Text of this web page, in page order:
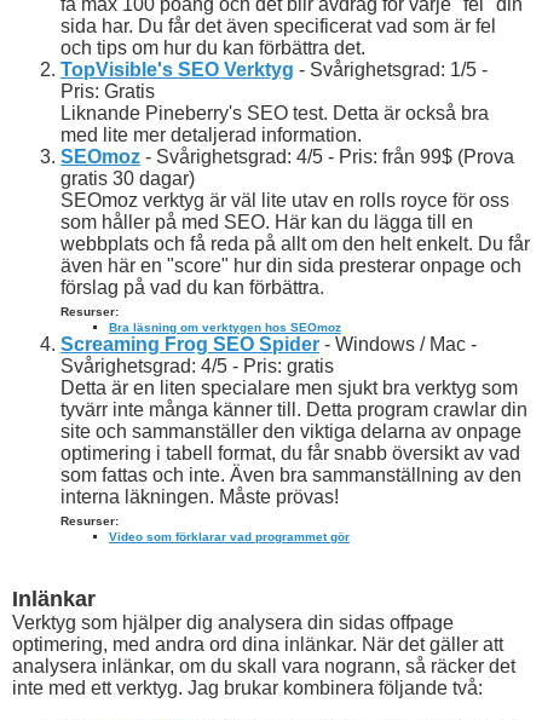
få max 100 poäng och det blir avdrag för varje "fel" din
sida har. Du får det även specificerat vad som är fel
och tips om hur du kan förbättra det.
TopVisible's SEO Verktyg - Svårighetsgrad: 1/5 -
Pris: Gratis
Liknande Pineberry's SEO test. Detta är också bra
med lite mer detaljerad information.
SEOmoz - Svårighetsgrad: 4/5 - Pris: från 99$ (Prova
gratis 30 dagar)
SEOmoz verktyg är väl lite utav en rolls royce för oss
som håller på med SEO. Här kan du lägga till en
webbplats och få reda på allt om den helt enkelt. Du får
även här en "score" hur din sida presterar onpage och
förslag på vad du kan förbättra.
Resurser:
Bra läsning om verktygen hos SEOmoz
Screaming Frog SEO Spider - Windows / Mac -
Svårighetsgrad: 4/5 - Pris: gratis
Detta är en liten specialare men sjukt bra verktyg som
tyvärr inte många känner till. Detta program crawlar din
site och sammanställer den viktiga delarna av onpage
optimering i tabell format, du får snabb översikt av vad
som fattas och inte. Även bra sammanställning av den
interna läkningen. Måste prövas!
Resurser:
Video som förklarar vad programmet gör
Inlänkar
Verktyg som hjälper dig analysera din sidas offpage
optimering, med andra ord dina inlänkar. När det gäller att
analysera inlänkar, om du skall vara nogrann, så räcker det
inte med ett verktyg. Jag brukar kombinera följande två: